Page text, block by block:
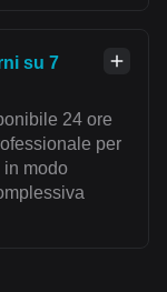
su 7
24 ore
per
in modo